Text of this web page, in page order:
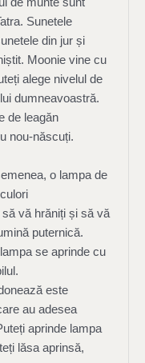
Sunetele
din jur și
Moonie vine cu
alege nivelul de
dumneavoastră.
de leagăn
nou-născuți.
o lampa de
vă hrăniți și să vă
puternică.
se aprinde cu
este
au adesea
aprinde lampa
lăsa aprinsă,